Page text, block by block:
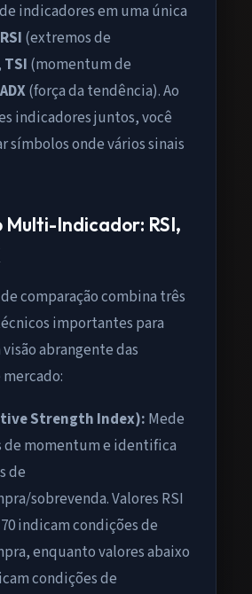
indicadores em uma única
RSI (extremos de
TSI (momentum de
ADX(força da tendência). Ao
indicadores juntos, você
símbolos onde vários sinais
Indicador: RSI,
comparação combina três
importantes para
abrangente das
Strength Index): Mede
de momentum e identifica
de
sobrevenda. Valores RSI
indicam condições de
enquanto valores abaixo
condições de